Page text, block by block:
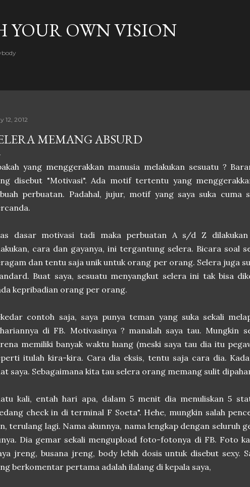
YOUR OWN VISION
12, 2012
MEMANG ABSURD
yang menggerakkan manusia melakukan sesuatu ?
disebut "Motivasi". Ada motif tertentu yang
perbuatan. Padahal, jujur, motif yang saya suka cuma
dasar motivasi tadi maka perbuatan A s/d Z dilakukan
cara dan gayanya, ini tergantung selera. Bicara soal
dan tentu saja unik untuk orang per orang. Selera juga
Buat saya, sesuatu menyangkut selera ini tak bisa
kepribadian orang per orang.
contoh saja, saya punya teman yang suka sekali
di FB. Motivasinya ? manalah saya tau. Mungkin
memiliki banyak waktu luang (meski saya tau dia itu
itulah kira-kira. Cara dia eksis, tentu saja cara dia.
saya. Sebagaimana kita tau selera orang memang sulit
kali, entah hari apa, dalam 5 menit dia menuliskan 5
check in di terminal F Soeta". Hehe, mungkin salah
terulang lagi. Nama akunnya, nama lengkap dengan seluruh
Dia gemar sekali mengupload foto-fotonya di FB. Foto
jreng, busana jreng, body lebih dosis untuk disebut sexy.
berkomentar pertama adalah ilalang di kepala saya,